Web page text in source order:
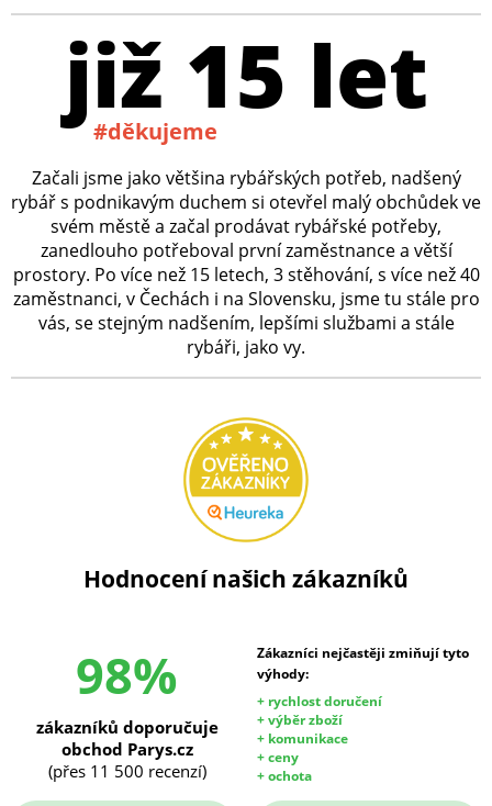
již 15 let
#děkujeme
Začali jsme jako většina rybářských potřeb, nadšený
rybář s podnikavým duchem si otevřel malý obchůdek ve
svém městě a začal prodávat rybářské potřeby,
zanedlouho potřeboval první zaměstnance a větší
prostory. Po více než 15 letech, 3 stěhování, s více než 40
zaměstnanci, v Čechách i na Slovensku, jsme tu stále pro
vás, se stejným nadšením, lepšími službami a stále
rybáři, jako vy.
Hodnocení našich zákazníků
98%
Zákazníci nejčastěji zmiňují tyto
výhody:
+ rychlost doručení
+ výběr zboží
+ komunikace
+ ceny
+ ochota
zákazníků doporučuje
obchod Parys.cz
(přes 11 500 recenzí)